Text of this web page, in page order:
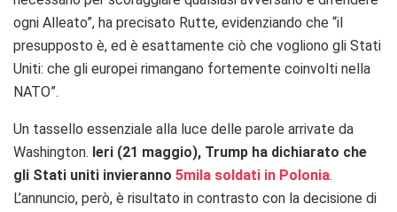
ogni Alleato”, ha precisato Rutte, evidenziando che “il
presupposto è, ed è esattamente ciò che vogliono gli Stati
Uniti: che gli europei rimangano fortemente coinvolti nella
NATO”.
Un tassello essenziale alla luce delle parole arrivate da
Washington. Ieri (21 maggio), Trump ha dichiarato che
gli Stati uniti invieranno 5mila soldati in Polonia.
L’annuncio, però, è risultato in contrasto con la decisione di